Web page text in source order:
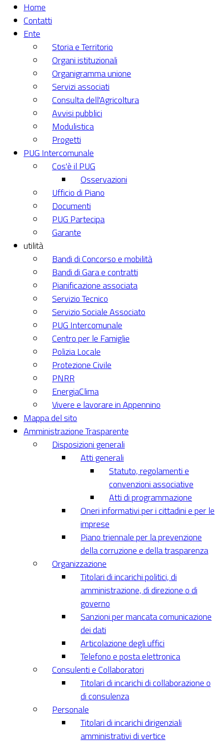
Home
Contatti
Ente
Storia e Territorio
Organi istituzionali
Organigramma unione
Servizi associati
Consulta dell'Agricoltura
Avvisi pubblici
Modulistica
Progetti
PUG Intercomunale
Cos'è il PUG
Osservazioni
Ufficio di Piano
Documenti
PUG Partecipa
Garante
utilità
Bandi di Concorso e mobilità
Bandi di Gara e contratti
Pianificazione associata
Servizio Tecnico
Servizio Sociale Associato
PUG Intercomunale
Centro per le Famiglie
Polizia Locale
Protezione Civile
PNRR
EnergiaClima
Vivere e lavorare in Appennino
Mappa del sito
Amministrazione Trasparente
Disposizioni generali
Atti generali
Statuto, regolamenti e
convenzioni associative
Atti di programmazione
Oneri informativi per i cittadini e per le
imprese
Piano triennale per la prevenzione
della corruzione e della trasparenza
Organizzazione
Titolari di incarichi politici, di
amministrazione, di direzione o di
governo
Sanzioni per mancata comunicazione
dei dati
Articolazione degli uffici
Telefono e posta elettronica
Consulenti e Collaboratori
Titolari di incarichi di collaborazione o
di consulenza
Personale
Titolari di incarichi dirigenziali
amministrativi di vertice